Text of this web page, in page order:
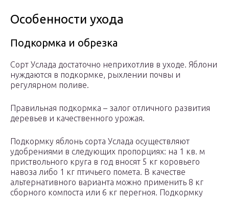
Особенности ухода
Подкормка и обрезка
Сорт Услада достаточно неприхотлив в уходе. Яблони
нуждаются в подкормке, рыхлении почвы и
регулярном поливе.
Правильная подкормка – залог отличного развития
деревьев и качественного урожая.
Подкормку яблонь сорта Услада осуществляют
удобрениями в следующих пропорциях: на 1 кв. м
приствольного круга в год вносят 5 кг коровьего
навоза либо 1 кг птичьего помета. В качестве
альтернативного варианта можно применить 8 кг
сборного компоста или 6 кг перегноя. Подкормку